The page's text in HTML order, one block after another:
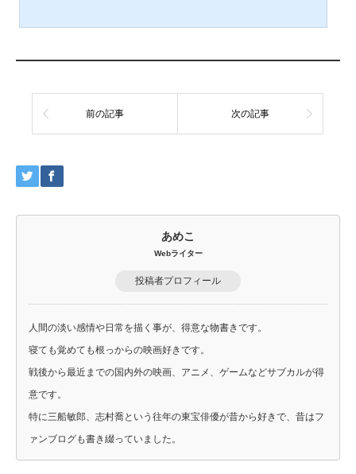
組み合わせに最初は驚かされる。だが観終わるころに
る誇りのようなものには、どうしようもなく惹かれて
しまった。この文...
前の記事 次の記事
あめこ
Webライター
投稿者プロフィール
人間の淡い感情や日常を描く事が、得意な物書きです。
寝ても覚めても根っからの映画好きです。
戦後から最近までの国内外の映画、アニメ、ゲームなどサブカルが得
意です。
特に三船敏郎、志村喬という往年の東宝俳優が昔から好きで、昔はフ
ァンブログも書き綴っていました。